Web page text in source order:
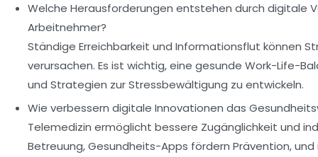
Welche Herausforderungen entstehen durch digitale
Arbeitnehmer?
Ständige Erreichbarkeit und Informationsflut können
verursachen. Es ist wichtig, eine gesunde Work-Life-
und Strategien zur Stressbewältigung zu entwickeln.
Wie verbessern digitale Innovationen das
Telemedizin ermöglicht bessere Zugänglichkeit und
Betreuung, Gesundheits-Apps fördern Prävention,